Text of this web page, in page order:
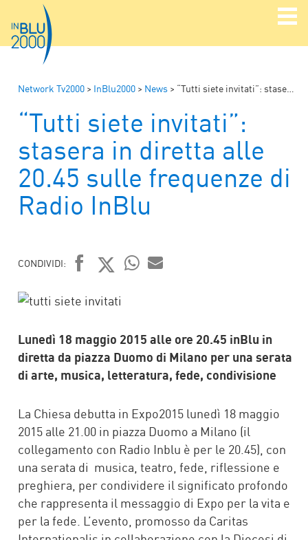
Network Tv2000 > InBlu2000 > News > “Tutti siete invitati”: stasera in diretta alle 20.45 sulle frequenze di Radio InBlu
“Tutti siete invitati”:
stasera in diretta alle
20.45 sulle frequenze di
Radio InBlu
CONDIVIDI:
FACEBOOK
TWITTER
Lunedì 18 maggio 2015 alle ore 20.45 inBlu in
diretta da piazza Duomo di Milano per una serata
di arte, musica, letteratura, fede, condivisione
La Chiesa debutta in Expo2015 lunedì 18 maggio
2015 alle 21.00 in piazza Duomo a Milano (il
collegamento con Radio Inblu è per le 20.45), con
una serata di musica, teatro, fede, riflessione e
preghiera, per condividere il significato profondo
che rappresenta il messaggio di Expo per la vita e
per la fede. L’evento, promosso da Caritas